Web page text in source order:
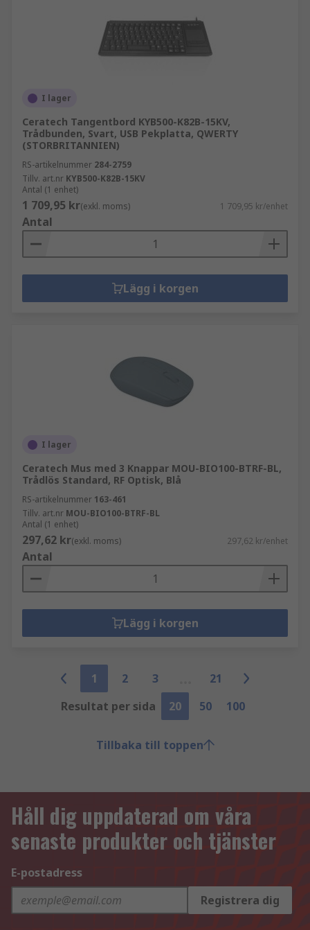
I lager
Ceratech Tangentbord KYB500-K82B-15KV,
Trådbunden, Svart, USB Pekplatta, QWERTY
(STORBRITANNIEN)
RS-artikelnummer 284-2759
Tillv. art.nr KYB500-K82B-15KV
Antal (1 enhet)
1 709,95 kr(exkl. moms) 1 709,95 kr/enhet
Antal
Lägg i korgen
I lager
Ceratech Mus med 3 Knappar MOU-BIO100-BTRF-BL,
Trådlös Standard, RF Optisk, Blå
RS-artikelnummer 163-461
Tillv. art.nr MOU-BIO100-BTRF-BL
Antal (1 enhet)
297,62 kr(exkl. moms) 297,62 kr/enhet
Antal
Lägg i korgen
1 2 3
21
Resultat per sida
20 50 100
Tillbaka till toppen
Håll dig uppdaterad om våra
senaste produkter och tjänster
E-postadress
Registrera dig